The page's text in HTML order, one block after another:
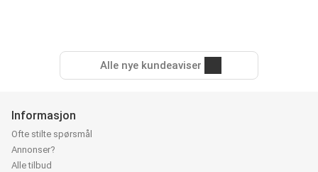
Alle nye kundeaviser
Informasjon
Ofte stilte spørsmål
Annonser?
Alle tilbud